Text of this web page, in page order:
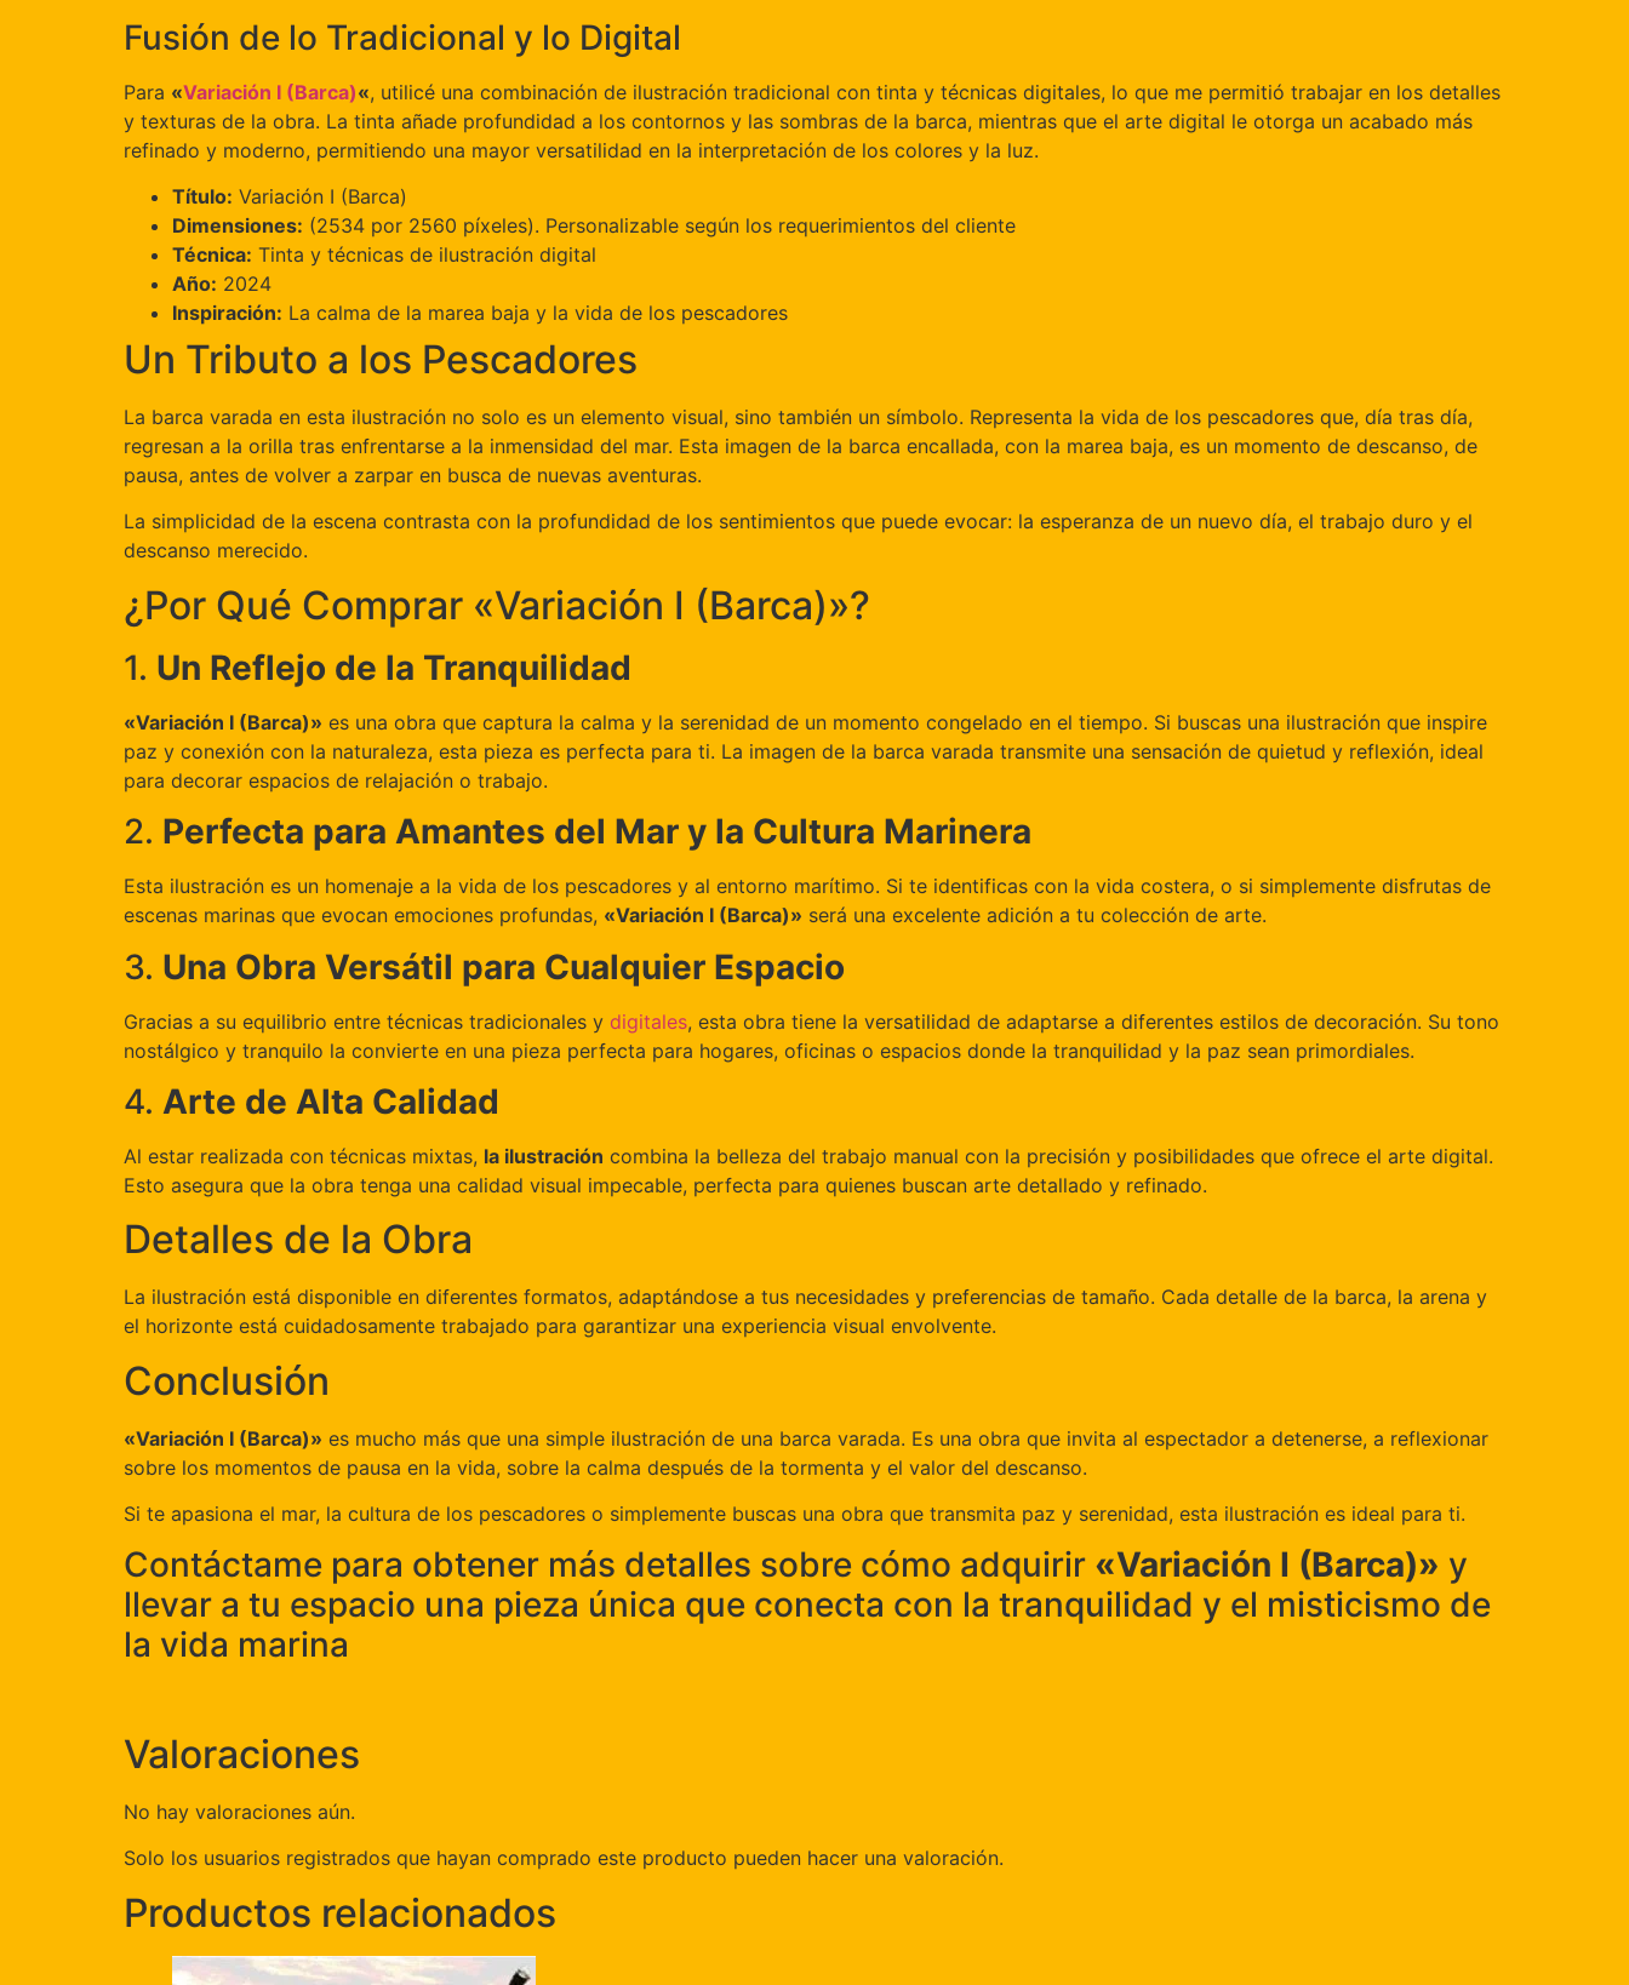
Fusión de lo Tradicional y lo Digital
Para «Variación I (Barca)«, utilicé una combinación de ilustración tradicional con tinta y técnicas digitales, lo que me permitió trabajar en los detalles
y texturas de la obra. La tinta añade profundidad a los contornos y las sombras de la barca, mientras que el arte digital le otorga un acabado más
refinado y moderno, permitiendo una mayor versatilidad en la interpretación de los colores y la luz.
Título: Variación I (Barca)
Dimensiones: (2534 por 2560 píxeles). Personalizable según los requerimientos del cliente
Técnica: Tinta y técnicas de ilustración digital
Año: 2024
Inspiración: La calma de la marea baja y la vida de los pescadores
Un Tributo a los Pescadores
La barca varada en esta ilustración no solo es un elemento visual, sino también un símbolo. Representa la vida de los pescadores que, día tras día,
regresan a la orilla tras enfrentarse a la inmensidad del mar. Esta imagen de la barca encallada, con la marea baja, es un momento de descanso, de
pausa, antes de volver a zarpar en busca de nuevas aventuras.
La simplicidad de la escena contrasta con la profundidad de los sentimientos que puede evocar: la esperanza de un nuevo día, el trabajo duro y el
descanso merecido.
¿Por Qué Comprar «Variación I (Barca)»?
1. Un Reflejo de la Tranquilidad
«Variación I (Barca)» es una obra que captura la calma y la serenidad de un momento congelado en el tiempo. Si buscas una ilustración que inspire
paz y conexión con la naturaleza, esta pieza es perfecta para ti. La imagen de la barca varada transmite una sensación de quietud y reflexión, ideal
para decorar espacios de relajación o trabajo.
2. Perfecta para Amantes del Mar y la Cultura Marinera
Esta ilustración es un homenaje a la vida de los pescadores y al entorno marítimo. Si te identificas con la vida costera, o si simplemente disfrutas de
escenas marinas que evocan emociones profundas, «Variación I (Barca)» será una excelente adición a tu colección de arte.
3. Una Obra Versátil para Cualquier Espacio
Gracias a su equilibrio entre técnicas tradicionales y digitales, esta obra tiene la versatilidad de adaptarse a diferentes estilos de decoración. Su tono
nostálgico y tranquilo la convierte en una pieza perfecta para hogares, oficinas o espacios donde la tranquilidad y la paz sean primordiales.
4. Arte de Alta Calidad
Al estar realizada con técnicas mixtas, la ilustración combina la belleza del trabajo manual con la precisión y posibilidades que ofrece el arte digital.
Esto asegura que la obra tenga una calidad visual impecable, perfecta para quienes buscan arte detallado y refinado.
Detalles de la Obra
La ilustración está disponible en diferentes formatos, adaptándose a tus necesidades y preferencias de tamaño. Cada detalle de la barca, la arena y
el horizonte está cuidadosamente trabajado para garantizar una experiencia visual envolvente.
Conclusión
«Variación I (Barca)» es mucho más que una simple ilustración de una barca varada. Es una obra que invita al espectador a detenerse, a reflexionar
sobre los momentos de pausa en la vida, sobre la calma después de la tormenta y el valor del descanso.
Si te apasiona el mar, la cultura de los pescadores o simplemente buscas una obra que transmita paz y serenidad, esta ilustración es ideal para ti.
Contáctame para obtener más detalles sobre cómo adquirir «Variación I (Barca)» y
llevar a tu espacio una pieza única que conecta con la tranquilidad y el misticismo de
la vida marina
Valoraciones
No hay valoraciones aún.
Solo los usuarios registrados que hayan comprado este producto pueden hacer una valoración.
Productos relacionados